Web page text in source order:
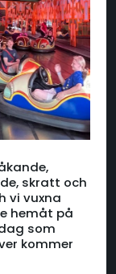
skratt och
vi vuxna
hemåt på
som
kommer